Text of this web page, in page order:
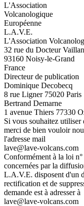
L'Association
Volcanologique
Européenne
L.A.V.E.
L'Association
32 rue du Docteur
93160 Noisy-le-Grand
France
Directeur de publication
Dominique Decobecq
8 rue Ligner 75020 Paris
Bertrand Demarne
1 avenue Thiers 77330
Si vous souhaitez utiliser
merci de bien vouloir
l'adresse mail
lave@lave-volcans.com
Conformément à la loi
concernées par la
L.A.V.E. disposent d'un
rectification et de
demande est à adresser à
lave@lave-volcans.com